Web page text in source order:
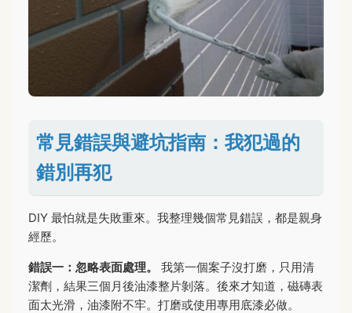
常見錯誤與避坑指南：我犯過的
錯別再犯
DIY 最怕就是失敗重來。我整理幾個常見錯誤，都是親身
經歷。
錯誤一：忽略表面處理。
我第一個案子沒打磨，只用清
潔劑，結果三個月後油漆整片剝落。後來才知道，磁磚表
面太光滑，油漆附不牢。打磨或使用專用底漆必做。